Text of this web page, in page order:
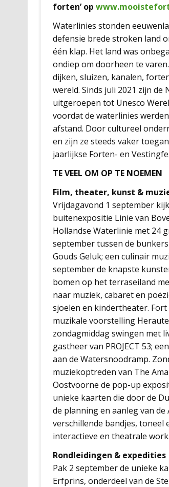
forten’ op
Waterlinies stonden
defensie brede stroken land
één klap. Het land was
ondiep om doorheen te
dijken, sluizen, kanalen,
wereld. Sinds juli 2021 zijn
uitgeroepen tot Unesco
voordat de waterlinies
afstand. Door cultureel
en zijn ze steeds vaker
jaarlijkse Forten- en
TE VEEL OM OP TE NOEMEN
Film, theater, kunst &
Vrijdagavond 1 september
buitenexpositie Linie van
Hollandse Waterlinie met 24
september tussen de
Gouds Geluk; een culinair
september de knapste
bomen op het terraseiland
naar muziek, cabaret en
sjoelen en kindertheater.
muzikale voorstelling
zondagmiddag swingen met
gastheer van PROJECT 53;
aan de Watersnoodramp.
muziekoptreden van The
Oostvoorne de pop-up
unieke kaarten die door de
de planning en aanleg van
verschillende bandjes, toneel
interactieve en theatrale
Rondleidingen & expedities
Pak 2 september de unieke
Erfprins, onderdeel van de